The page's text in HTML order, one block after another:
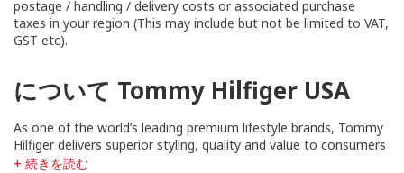
postage / handling / delivery costs or associated purchase
taxes in your region (This may include but not be limited to VAT,
GST etc).
について Tommy Hilfiger USA
As one of the world’s leading premium lifestyle brands, Tommy
Hilfiger delivers superior styling, quality and value to consumers
worldwide. The brand celebrates the essence of Classic
+ 続きを読む